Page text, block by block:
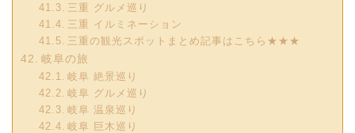
三重 グルメ巡り
三重 イルミネーション
三重の観光スポットまとめ記事はこちら★★★
岐阜の旅
岐阜 絶景巡り
岐阜 グルメ巡り
岐阜 温泉巡り
岐阜 巨木巡り